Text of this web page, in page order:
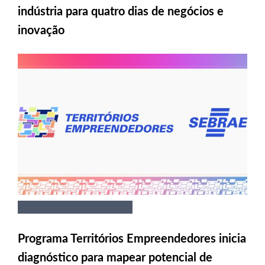
indústria para quatro dias de negócios e
inovação
Programa Territórios Empreendedores inicia
diagnóstico para mapear potencial de